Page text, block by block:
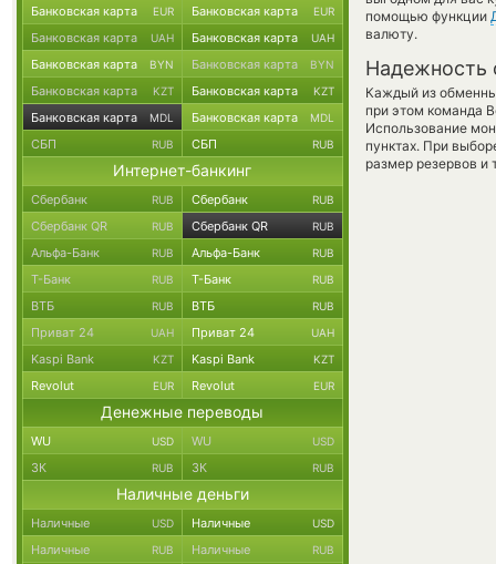
помощью функции
валюту.
Надежность
Каждый из
при этом команда
Использование
пунктах. При
размер резервов и
Банковская карта EUR Банковская карта EUR
Банковская карта UAH Банковская карта UAH
Банковская карта BYN Банковская карта BYN
Банковская карта KZT Банковская карта KZT
Банковская карта MDL Банковская карта MDL
СБП RUB СБП RUB
Интернет-банкинг
Сбербанк RUB Сбербанк RUB
Сбербанк QR RUB Сбербанк QR RUB
Альфа-Банк RUB Альфа-Банк RUB
Т-Банк RUB Т-Банк RUB
ВТБ RUB ВТБ RUB
Приват 24 UAH Приват 24 UAH
Kaspi Bank KZT Kaspi Bank KZT
Revolut EUR Revolut EUR
Денежные переводы
WU USD WU USD
ЗК RUB ЗК RUB
Наличные деньги
Наличные USD Наличные USD
Наличные RUB Наличные RUB